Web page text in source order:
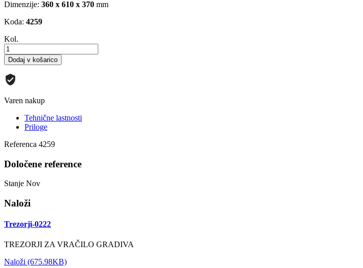
Dimenzije: 360 x 610 x 370 mm
Koda: 4259
Kol.
Dodaj v košarico
Varen nakup
Tehnične lastnosti
Priloge
Referenca 4259
Določene reference
Stanje Nov
Naloži
Trezorji-0222
TREZORJI ZA VRAČILO GRADIVA
Naloži (675.98KB)